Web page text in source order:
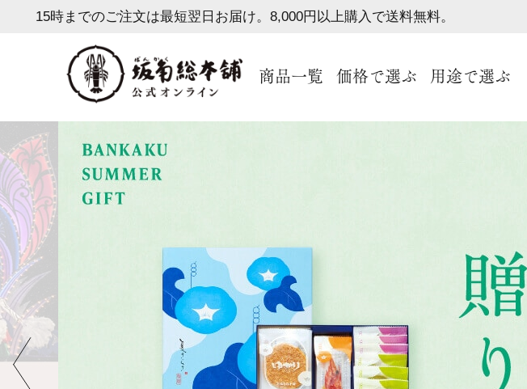
15時までのご注文は最短翌日お届け。8,000円以上購入で送料無料。
商品一覧 価格で選ぶ 用途で選ぶ